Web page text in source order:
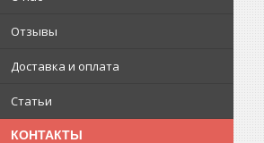
Отзывы
Доставка и оплата
Статьи
КОНТАКТЫ